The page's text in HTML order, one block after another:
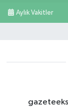
Aylık Vakitler